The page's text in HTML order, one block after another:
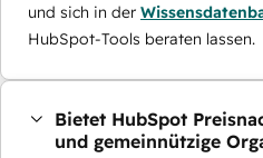
und sich in der
HubSpot-Tools beraten lassen.
Bietet HubSpot
und gemeinnützige